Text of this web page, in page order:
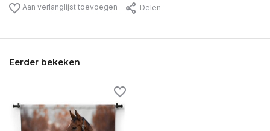
Aan verlanglijst toevoegen Delen
Eerder bekeken